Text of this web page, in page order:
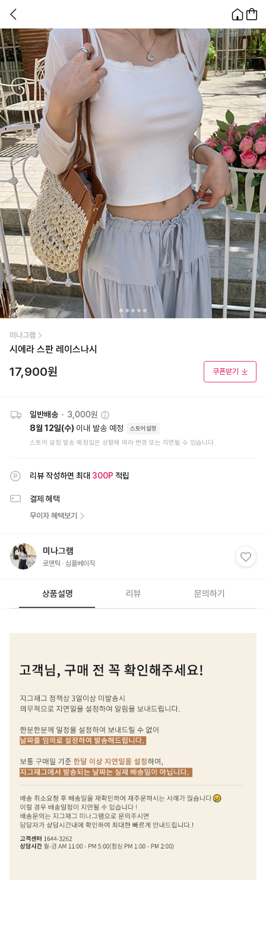
미나그램
시에라 스판 레이스나시
17,900원 쿠폰받기
일반배송 • 3,000원
8월 12일(수) 이내 발송 예정 스토어설정
스토어 설정 발송 예정일은 상황에 따라 변경 또는 지연될 수 있습니다.
리뷰 작성하면 최대 300P 적립
결제 혜택
무이자 혜택보기
미나그램
로맨틱 심플베이직
상품설명 리뷰 문의하기